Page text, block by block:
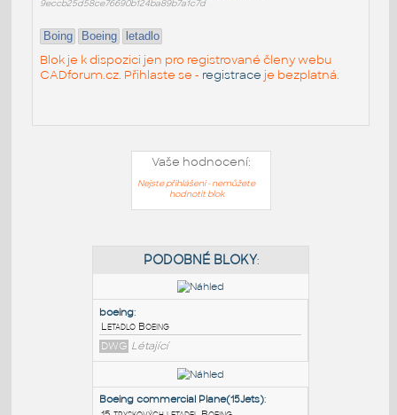
9eccb25d58ce76690b124ba89b7a1c7d
Boing Boeing letadlo
Blok je k dispozici jen pro registrované členy webu
CADforum.cz. Přihlaste se - registrace je bezplatná.
Vaše hodnocení:
Nejste přihlášeni - nemůžete
hodnotit blok
PODOBNÉ BLOKY